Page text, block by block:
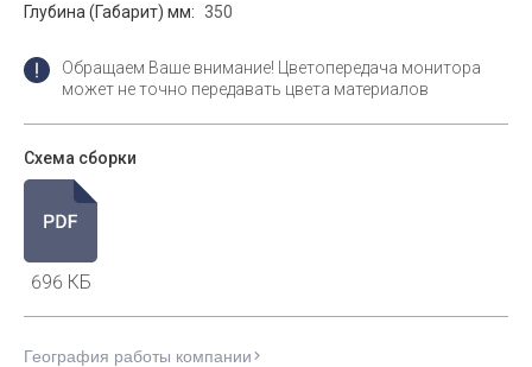
Глубина (Габарит) мм: 350
Обращаем Ваше внимание! Цветопередача монитора
может не точно передавать цвета материалов
Схема сборки
696 КБ
География работы компании